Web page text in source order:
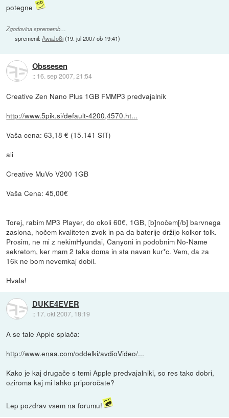
potegne
Zgodovina sprememb…
spremenil:AwaJoßi(19. jul 2007 ob 19:41)
Obssesen
:: 16. sep 2007, 21:54
Creative Zen Nano Plus 1GB FMMP3 predvajalnik
http://www.5pik.si/default-4200,4570.ht...
Vaša cena: 63,18 € (15.141 SIT)
ali
Creative MuVo V200 1GB
Vaša Cena: 45,00€
Torej, rabim MP3 Player, do okoli 60€, 1GB, [b]nočem[/b] barvnega
zaslona, hočem kvaliteten zvok in pa da baterije držijo kolkor tolk.
Prosim, ne mi z nekimHyundai, Canyoni in podobnim No-Name
sekretom, ker mam 2 taka doma in sta navan kur*c. Vem, da za
16k ne bom nevemkaj dobil.
Hvala!
DUKE4EVER
:: 17. okt 2007, 18:19
A se tale Apple splača:
http://www.enaa.com/oddelki/avdioVideo/...
Kako je kaj drugače s temi Apple predvajalniki, so res tako dobri,
oziroma kaj mi lahko priporočate?
Lep pozdrav vsem na forumu!